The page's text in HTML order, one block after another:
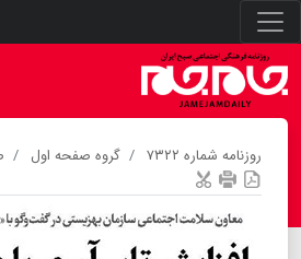
روزنامه شماره ۷۳۲۲ گروه صفحه اول